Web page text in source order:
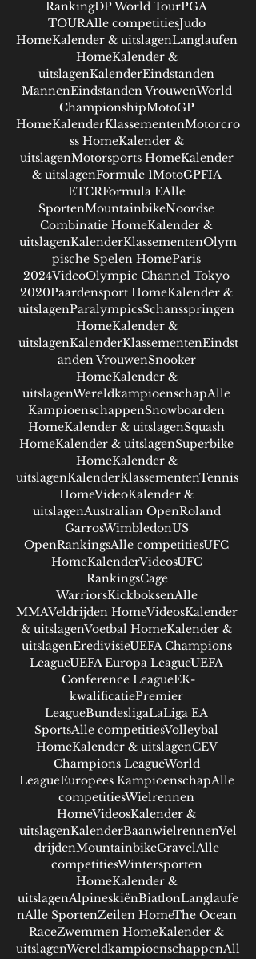
RankingDP World TourPGA
TOURAlle competitiesJudo
HomeKalender & uitslagenLanglaufen
HomeKalender &
uitslagenKalenderEindstanden
MannenEindstanden VrouwenWorld
ChampionshipMotoGP
HomeKalenderKlassementenMotorcro
ss HomeKalender &
uitslagenMotorsports HomeKalender
& uitslagenFormule 1MotoGPFIA
ETCRFormula EAlle
SportenMountainbikeNoordse
Combinatie HomeKalender &
uitslagenKalenderKlassementenOlym
pische Spelen HomeParis
2024VideoOlympic Channel Tokyo
2020Paardensport HomeKalender &
uitslagenParalympicsSchansspringen
HomeKalender &
uitslagenKalenderKlassementenEindst
anden VrouwenSnooker
HomeKalender &
uitslagenWereldkampioenschapAlle
KampioenschappenSnowboarden
HomeKalender & uitslagenSquash
HomeKalender & uitslagenSuperbike
HomeKalender &
uitslagenKalenderKlassementenTennis
HomeVideoKalender &
uitslagenAustralian OpenRoland
GarrosWimbledonUS
OpenRankingsAlle competitiesUFC
HomeKalenderVideosUFC
RankingsCage
WarriorsKickboksenAlle
MMAVeldrijden HomeVideosKalender
& uitslagenVoetbal HomeKalender &
uitslagenEredivisieUEFA Champions
LeagueUEFA Europa LeagueUEFA
Conference LeagueEK-
kwalificatiePremier
LeagueBundesligaLaLiga EA
SportsAlle competitiesVolleybal
HomeKalender & uitslagenCEV
Champions LeagueWorld
LeagueEuropees KampioenschapAlle
competitiesWielrennen
HomeVideosKalender &
uitslagenKalenderBaanwielrennenVel
drijdenMountainbikeGravelAlle
competitiesWintersporten
HomeKalender &
uitslagenAlpineskiënBiatlonLanglaufe
nAlle SportenZeilen HomeThe Ocean
RaceZwemmen HomeKalender &
uitslagenWereldkampioenschappenAll